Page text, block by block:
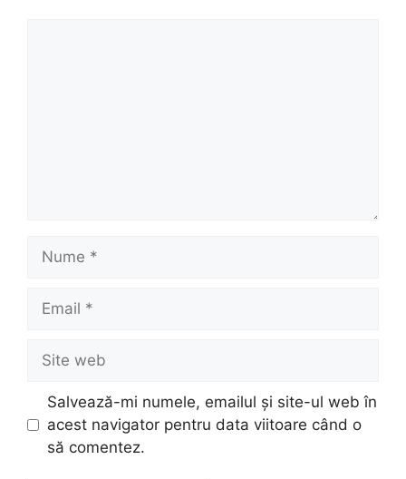
Nume
Email
Site
web
Salvează-mi numele, emailul și site-ul web în
acest navigator pentru data viitoare când o
să comentez.